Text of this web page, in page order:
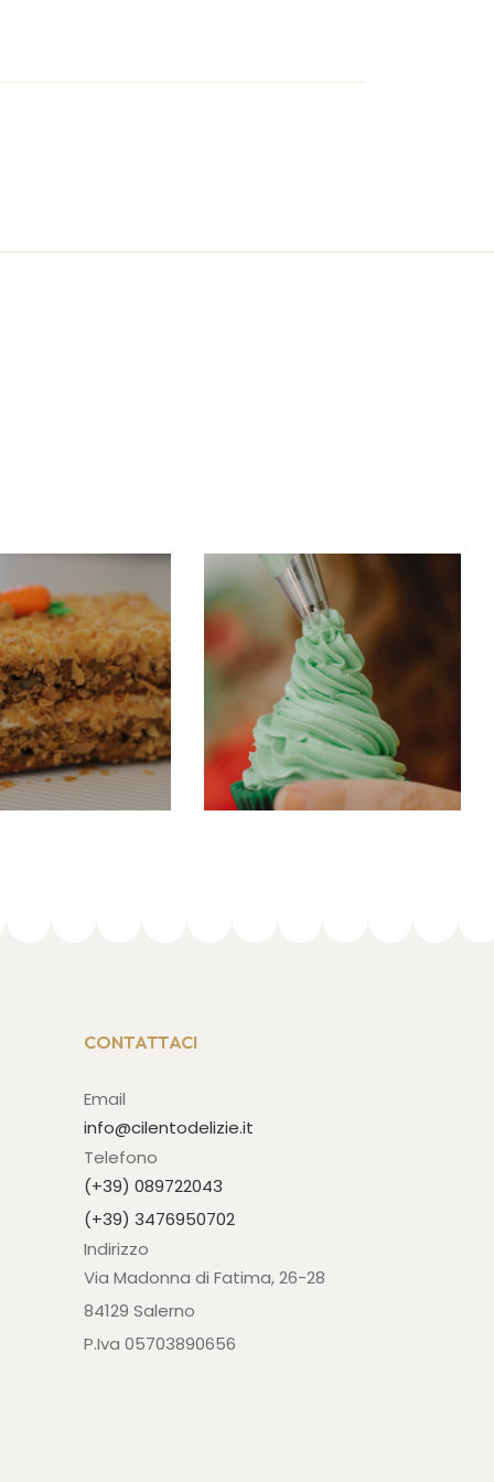
CONTATTACI
Email
info@cilentodelizie.it
Telefono
(+39) 089722043
(+39) 3476950702
Indirizzo
Via Madonna di Fatima, 26-28
84129 Salerno
P.Iva 05703890656